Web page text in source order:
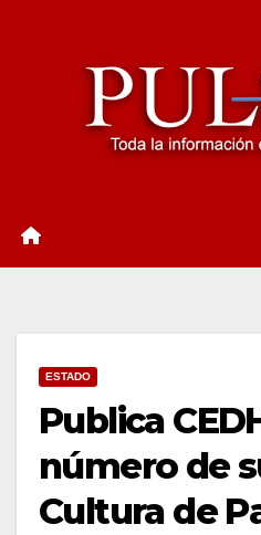
ESTADO
Publica
número de
Cultura de